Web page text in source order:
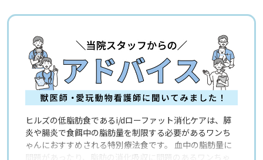
ヒルズの低脂肪食であるi/dローファット消化ケアは、膵
炎や腸炎で食餌中の脂肪量を制限する必要があるワンち
ゃんにおすすめされる特別療法食です。 血中の脂肪量に
問題があったり、脂肪の消化吸収に問題のあるワンちゃ